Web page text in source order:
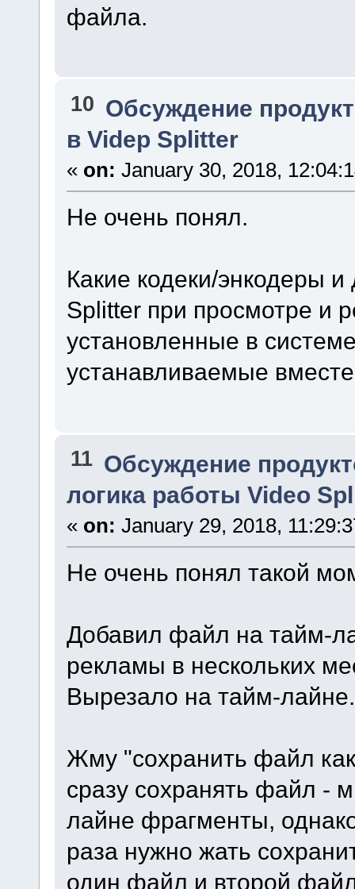
файла.
10 Обсуждение
в Videp Splitter
« on: January 30, 2018,
Не очень понял.
Какие кодеки/энкодеры
Splitter при просмотре и
установленные в
устанавливаемые
11 Обсуждение
логика работы Video
« on: January 29, 2018,
Не очень понял такой
Добавил файл на тайм-
рекламы в нескольких
Вырезало на тайм-лайне.
Жму "сохранить файл
сразу сохранять файл -
лайне фрагменты,
раза нужно жать
один файл и второй